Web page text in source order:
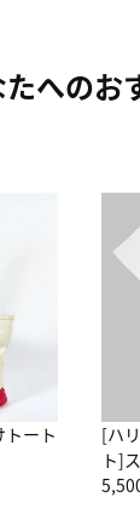
たへのお
ート
[ハ
ト]
ーネ